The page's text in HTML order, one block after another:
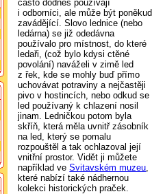
často dodnes používají
i odborníci, ale může být poněkud
zavádějící. Slovo lednice (nebo
ledárna) se již odedávna
používalo pro místnost, do které
ledaři, (což bylo kdysi ctěné
povolání) naváželi v zimě led
z řek, kde se mohly buď přímo
uchovávat potraviny a nejčastěji
pivo v hostincích, nebo odkud se
led používaný k chlazení nosil
jinam. Ledničkou potom byla
skříň, která měla uvnitř zásobník
na led, který se pomalu
rozpouštěl a tak ochlazoval její
vnitřní prostor. Vidět ji můžete
například veSvitavském muzeu,
které nabízí také nádhernou
kolekci historických praček.